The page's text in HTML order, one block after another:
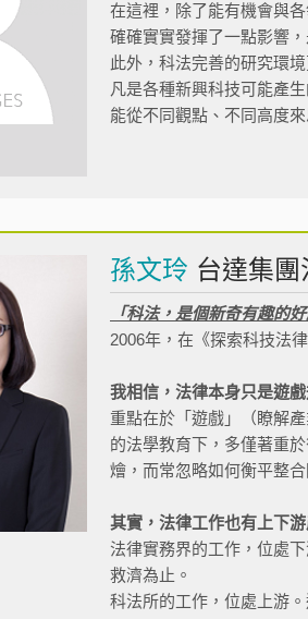
在這裡，除了能有機會與
確確實實發揮了一點影響
此外，科法完善的研究環
凡是各種新興科技可能產
能從不同觀點、不同高度
孫文玲 台達集
「科法，是個新奇有趣的好
2006年，在《探索科技法
我相信，法律本身只是遊
重點在於「遊戲」（瞭解
的法學教育下，多僅著重
燴，而常忽略如何衡平整
其實，法律工作也有上下
法律實務界的工作，位處
救濟為止。
科法所的工作，位處上游